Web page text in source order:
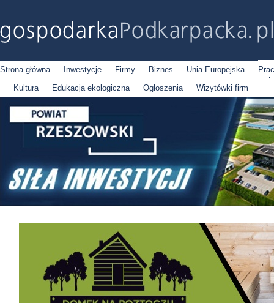
Strona główna Inwestycje Firmy Biznes Unia Europejska
Kultura
Edukacja ekologiczna Ogłoszenia Wizytówki firm